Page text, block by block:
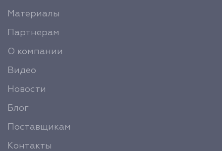
Материалы
Партнерам
О компании
Видео
Новости
Блог
Поставщикам
Контакты